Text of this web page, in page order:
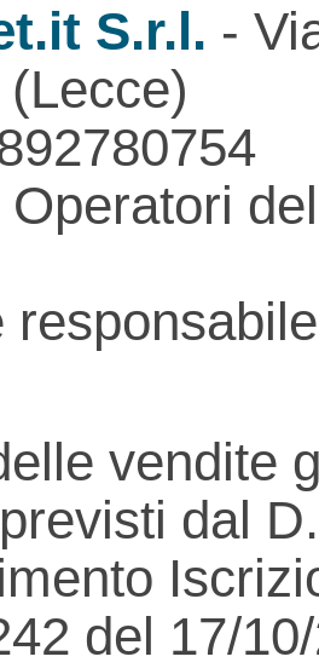
S.r.l. -
vendite
dal
del 17/